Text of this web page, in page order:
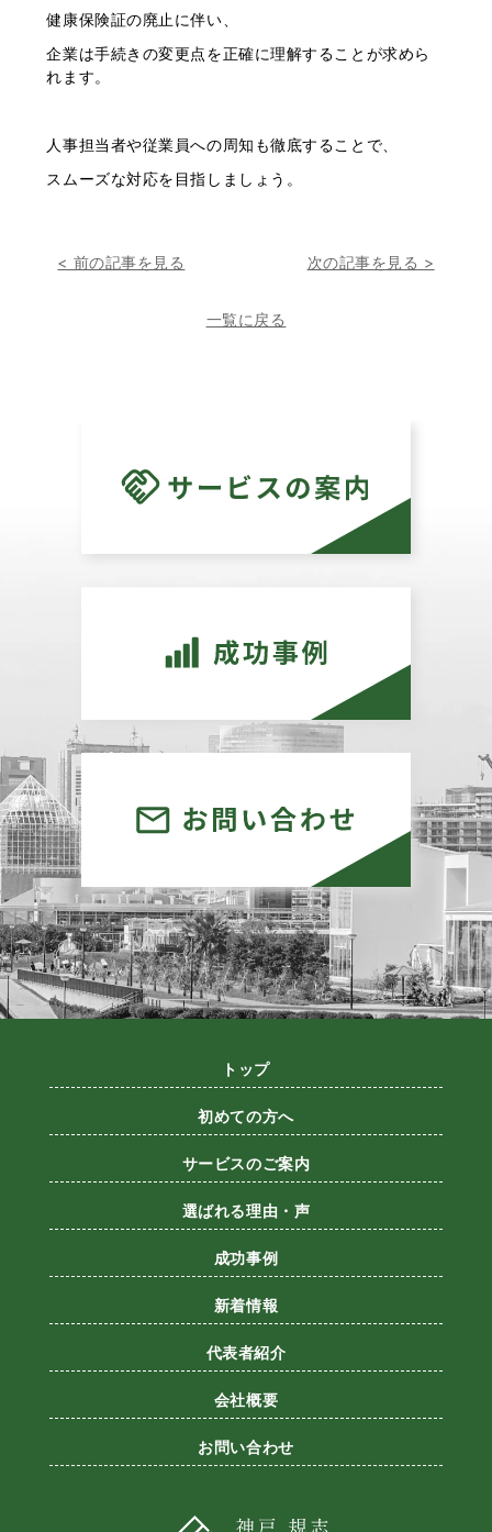
健康保険証の廃止に伴い、
企業は手続きの変更点を正確に理解することが求めら
れます。
人事担当者や従業員への周知も徹底することで、
スムーズな対応を目指しましょう。
< 前の記事を見る 次の記事を見る >
一覧に戻る
トップ
初めての方へ
サービスのご案内
選ばれる理由・声
成功事例
新着情報
代表者紹介
会社概要
お問い合わせ